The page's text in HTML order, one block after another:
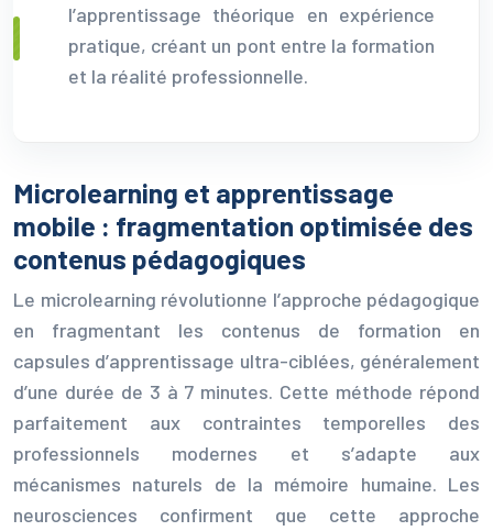
l’apprentissage théorique en expérience
pratique, créant un pont entre la formation
et la réalité professionnelle.
Microlearning et apprentissage
mobile : fragmentation optimisée des
contenus pédagogiques
Le microlearning révolutionne l’approche pédagogique
en fragmentant les contenus de formation en
capsules d’apprentissage ultra-ciblées, généralement
d’une durée de 3 à 7 minutes. Cette méthode répond
parfaitement aux contraintes temporelles des
professionnels modernes et s’adapte aux
mécanismes naturels de la mémoire humaine. Les
neurosciences confirment que cette approche